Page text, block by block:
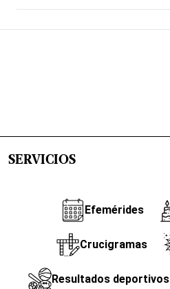
SERVICIOS
Efemérides
Crucigramas
Resultados deportivos